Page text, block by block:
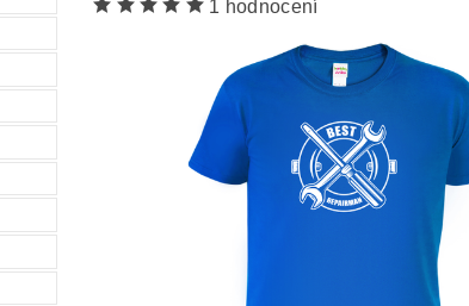
1 hodnocení